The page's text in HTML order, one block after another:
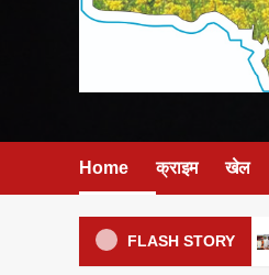
Home क्राइम खेल
FLASH STORY